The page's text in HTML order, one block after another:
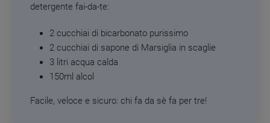
detergente fai-da-te:
2 cucchiai di bicarbonato purissimo
2 cucchiai di sapone di Marsiglia in scaglie
3 litri acqua calda
150ml alcol
Facile, veloce e sicuro: chi fa da sè fa per tre!